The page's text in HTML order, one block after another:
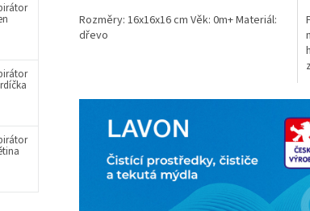
Rozměry: 16x16x16 cm Věk: 0m+ Materiál:
dřevo